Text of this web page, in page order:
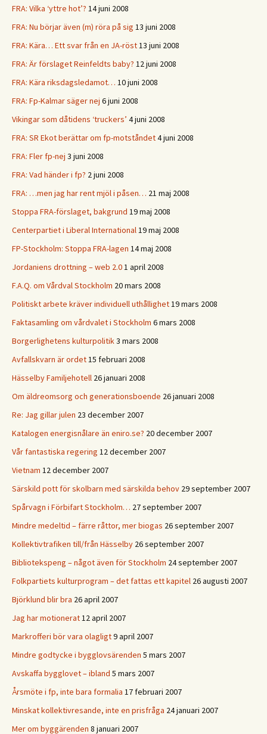
FRA: Vilka ‘yttre hot’? 14 juni 2008
FRA: Nu börjar även (m) röra på sig 13 juni 2008
FRA: Kära… Ett svar från en JA-röst13 juni 2008
FRA: Är förslaget Reinfeldts baby? 12 juni 2008
FRA: Kära riksdagsledamot… 10 juni 2008
FRA: Fp-Kalmar säger nej 6 juni 2008
Vikingar som dåtidens ‘truckers’ 4 juni 2008
FRA: SR Ekot berättar om fp-motståndet4 juni 2008
FRA: Fler fp-nej 3 juni 2008
FRA: Vad händer i fp? 2 juni 2008
FRA: …men jag har rent mjöl i påsen… 21 maj 2008
Stoppa FRA-förslaget, bakgrund 19 maj 2008
Centerpartiet i Liberal International19 maj 2008
FP-Stockholm: Stoppa FRA-lagen 14 maj 2008
Jordaniens drottning – web 2.01 april 2008
F.A.Q. om Vårdval Stockholm 20 mars 2008
Politiskt arbete kräver individuell uthållighet19 mars 2008
Faktasamling om vårdvalet i Stockholm 6 mars 2008
Borgerlighetens kulturpolitik3 mars 2008
Avfallskvarn är ordet15 februari 2008
Hässelby Familjehotell 26 januari 2008
Om äldreomsorg och generationsboende 26 januari 2008
Re: Jag gillar julen 23 december 2007
Katalogen energisnålare än eniro.se? 20 december 2007
Vår fantastiska regering 12 december 2007
Vietnam 12 december 2007
Särskild pott för skolbarn med särskilda behov 29 september 2007
Spårvagn i Förbifart Stockholm… 27 september 2007
Mindre medeltid – färre råttor, mer biogas 26 september 2007
Kollektivtrafiken till/från Hässelby 26 september 2007
Bibliotekspeng – något även för Stockholm 24 september 2007
Folkpartiets kulturprogram – det fattas ett kapitel 26 augusti 2007
Björklund blir bra 26 april 2007
Jag har motionerat12 april 2007
Markrofferi bör vara olagligt9 april 2007
Mindre godtycke i bygglovsärenden 5 mars 2007
Avskaffa bygglovet – ibland 5 mars 2007
Årsmöte i fp, inte bara formalia 17 februari 2007
Minskat kollektivresande, inte en prisfråga 24 januari 2007
Mer om byggärenden 8 januari 2007